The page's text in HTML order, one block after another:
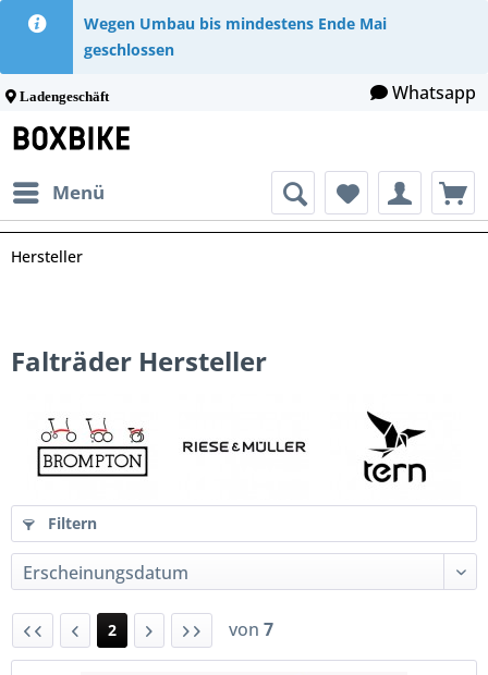
Wegen Umbau bis mindestens Ende Mai
geschlossen
Ladengeschäft Whatsapp
Menü
Hersteller
Falträder Hersteller
Filtern
2 von 7